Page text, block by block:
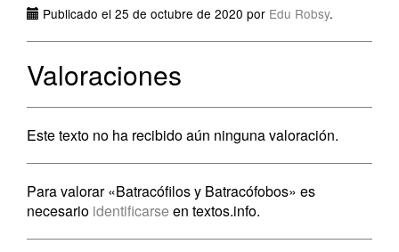
Publicado el 25 de octubre de 2020 por Edu Robsy.
Valoraciones
Este texto no ha recibido aún ninguna valoración.
Para valorar «Batracófilos y Batracófobos» es
necesario identificarse en textos.info.